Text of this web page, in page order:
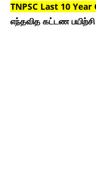
TNPSC Last 10
எந்தவித கட்டண